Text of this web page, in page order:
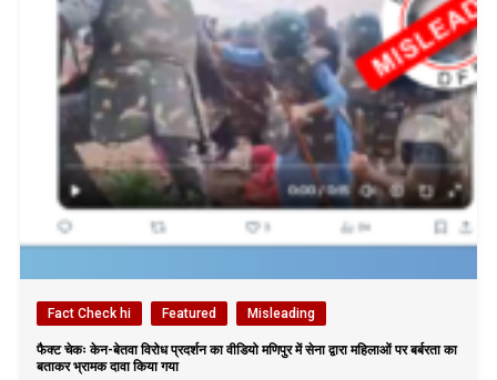
Fact Check hi Featured Misleading
फैक्ट चेकः केन-बेतवा विरोध प्रदर्शन का वीडियो मणिपुर में सेना द्वारा महिलाओं पर बर्बरता का
बताकर भ्रामक दावा किया गया